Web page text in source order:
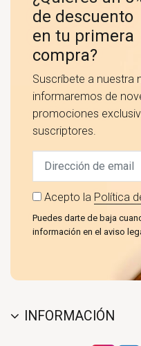
de descuento
en tu primera
compra?
Suscríbete a nuestra
informaremos de
promociones
suscriptores.
Acepto la Política
Puedes darte de baja
información en el aviso
INFORMACIÓN